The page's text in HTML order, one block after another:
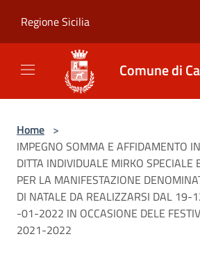
Regione Sicilia
Comune di
Home >
IMPEGNO SOMMA E AFFIDAMENTO
DITTA INDIVIDUALE MIRKO SPECIALE
PER LA MANIFESTAZIONE
DI NATALE DA REALIZZARSI DAL
-01-2022 IN OCCASIONE DELE
2021-2022